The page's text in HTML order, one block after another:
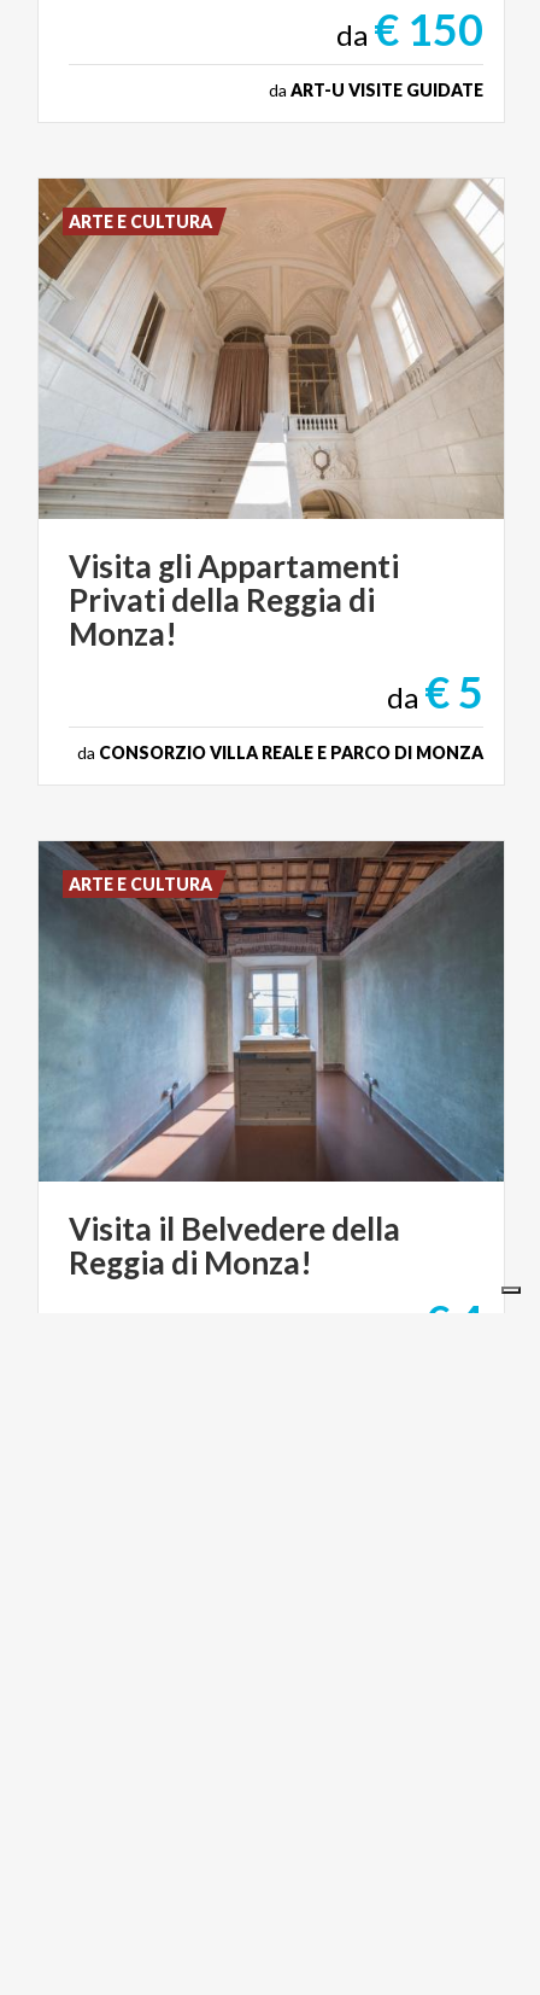
da € 150
da ART-U VISITE GUIDATE
Visita gli Appartamenti
Privati della Reggia di
Monza!
da € 5
da CONSORZIO VILLA REALE E PARCO DI MONZA
ARTE E CULTURA
Visita il Belvederedella
Reggia di Monza!
€ 4
ARTE E CULTURA